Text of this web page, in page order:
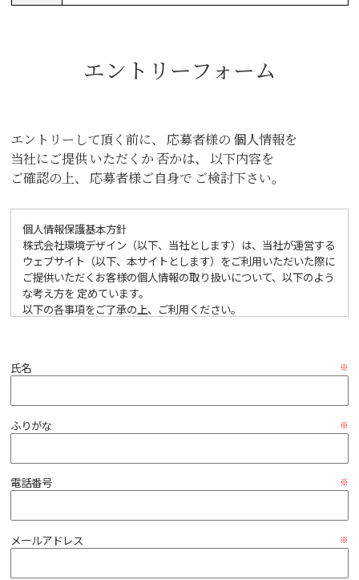
エントリーフォーム
エントリーして頂く前に、 応募者様の 個人情報を
当社にご提供いただくか 否かは、
以下内容を
ご確認の上、
応募者様ご自身で ご検討下さい。
個人情報保護基本方針
株式会社環境デザイン（以下、当社とします）は、当社が運営する
ウェブサイト（以下、本サイトとします）をご利用いただいた際に
ご提供いただくお客様の個人情報の取り扱いについて、以下のよう
な考え方を 定めています。
以下の各事項をご了承の上、ご利用ください。
し、適法かつ公正な手段をもって収集し、利用においては、当該業
意がある場合、または正当な理由がある場合を除き、第三者への開
示あるいは提供をいたしません。
当社は、提供をいただいた、ならびに収集した個人情報を厳正な管
理の下で安全に蓄積、保管し、個人情報への不正アクセス、個人情
ずるとともに、万一の発生時には速やかな是正対策を実施いたしま
す。
氏名
ふりがな
電話番号
メールアドレス